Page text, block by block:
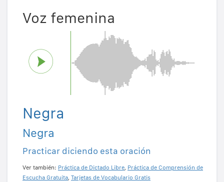
Voz femenina
Negra
Negra
Practicar diciendo esta oración
Ver también: Práctica de Dictado Libre, Práctica de Comprensión de
Escucha Gratuita, Tarjetas de Vocabulario Gratis